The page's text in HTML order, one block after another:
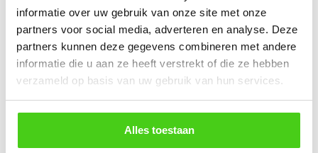
informatie over uw gebruik van onze site met onze
partners voor social media, adverteren en analyse. Deze
partners kunnen deze gegevens combineren met andere
informatie die u aan ze heeft verstrekt of die ze hebben
verzameld op basis van uw gebruik van hun services.
Alles toestaan
Verzendkosten €5,45, boven €70,- gratis verstuurd
(* gewicht onder 32kg). Binnen 24 uur verstuurd.
Aantal meters worden geleverd aan een stuk.
Specifieke wensen (meerdere lengten) kunt u aangeven bij het
invulveld "Bestelnotities (optioneel)".
© 2009 - 2026 | Touwspecialist.nl
It Fjild 4 - 8621 EA Heeg - Friesland
Tel. +31(0) 629353302 -info@touwspecialist.nl